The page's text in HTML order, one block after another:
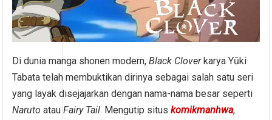
Di dunia manga shonen modern,Black Cloverkarya Yūki
Tabata telah membuktikan dirinya sebagai salah satu seri
yang layak disejajarkan dengan nama-nama besar seperti
Naruto atauFairy Tail. Mengutip situskomikmanhwa,